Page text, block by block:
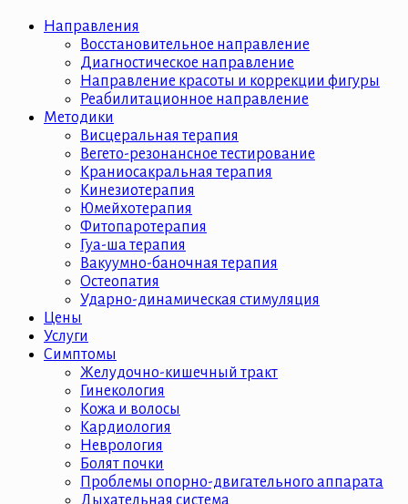
Направления
Восстановительное направление
Диагностическое направление
Направление красоты и коррекции фигуры
Реабилитационное направление
Методики
Висцеральная терапия
Вегето-резонансное тестирование
Краниосакральная терапия
Кинезиотерапия
Юмейхотерапия
Фитопаротерапия
Гуа-ша терапия
Вакуумно-баночная терапия
Остеопатия
Ударно-динамическая стимуляция
Цены
Услуги
Симптомы
Желудочно-кишечный тракт
Гинекология
Кожа и волосы
Кардиология
Неврология
Болят почки
Проблемы опорно-двигательного аппарата
Дыхательная система